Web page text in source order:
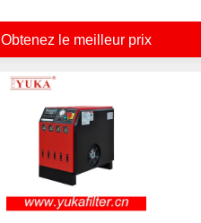
Obtenez le meilleur prix